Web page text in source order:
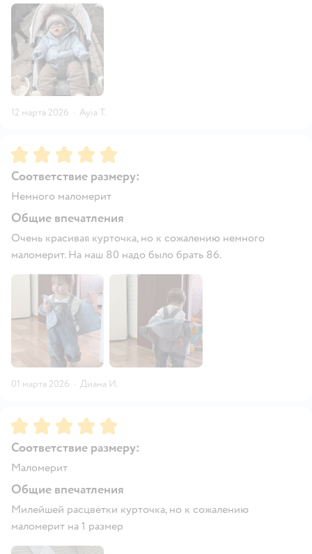
12 марта 2026 · Ayia T.
Рейтинг:5
Соответствие размеру:
Немного маломерит
Общие впечатления
Очень красивая курточка, но к сожалению немного
маломерит. На наш 80 надо было брать 86.
01 марта 2026 · Диана И.
Рейтинг:5
Соответствие размеру:
Маломерит
Общие впечатления
Милейшей расцветки курточка, но к сожалению
маломерит на 1 размер